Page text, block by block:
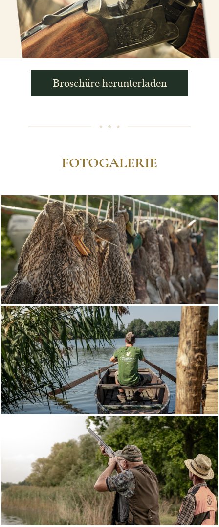
Broschüre herunterladen
FOTOGALERIE